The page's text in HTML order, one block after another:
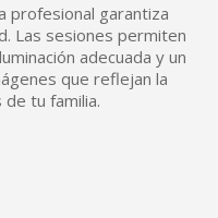
profesional garantiza
Las sesiones permiten
adecuada y un
que reflejan la
tu familia.